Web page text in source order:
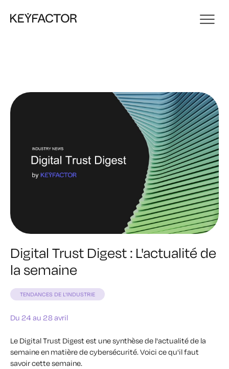
Digital Trust Digest : L'actualité de
la semaine
TENDANCES DE L'INDUSTRIE
Du 24 au 28 avril
Le Digital Trust Digest est une synthèse de l'actualité de la
semaine en matière de cybersécurité. Voici ce qu'il faut
savoir cette semaine.